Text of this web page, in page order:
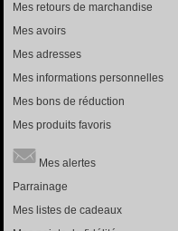
Mes retours de marchandise
Mes avoirs
Mes adresses
Mes informations personnelles
Mes bons de réduction
Mes produits favoris
Mes alertes
Parrainage
Mes listes de cadeaux